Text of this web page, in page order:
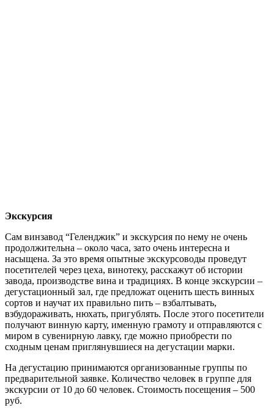
Экскурсия
Сам винзавод “Геленджик” и экскурсия по нему не очень
продолжительна – около часа, зато очень интересна и
насыщена. За это время опытные экскурсоводы проведут
посетителей через цеха, винотеку, расскажут об истории
завода, производстве вина и традициях. В конце экскурсии –
дегустационный зал, где предложат оценить шесть винных
сортов и научат их правильно пить – взбалтывать,
взбудораживать, нюхать, пригублять. После этого посетители
получают винную карту, именную грамоту и отправляются с
миром в сувенирную лавку, где можно приобрести по
сходным ценам приглянувшиеся на дегустации марки.
На дегустацию принимаются организованные группы по
предварительной заявке. Количество человек в группе для
экскурсии от 10 до 60 человек. Стоимость посещения – 500
руб.